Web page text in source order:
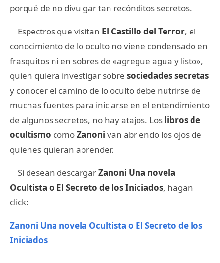
porqué de no divulgar tan recónditos secretos.
Espectros que visitan El Castillo del Terror, el
conocimiento de lo oculto no viene condensado en
frasquitos ni en sobres de «agregue agua y listo»,
quien quiera investigar sobre sociedades secretas
y conocer el camino de lo oculto debe nutrirse de
muchas fuentes para iniciarse en el entendimiento
de algunos secretos, no hay atajos. Los libros de
ocultismo comoZanoni van abriendo los ojos de
quienes quieran aprender.
Si desean descargarZanoni Una novela
Ocultista o El Secreto de los Iniciados, hagan
click:
Zanoni Una novela Ocultista o El Secreto de los
Iniciados